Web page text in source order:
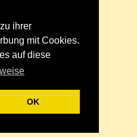
ihrer
mit Cookies.
auf diese
OK